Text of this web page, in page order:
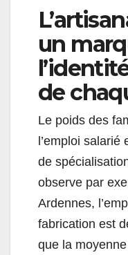
un
de
Le poids des
l’emploi
de
observe par
Ardennes,
fabrication est
que la